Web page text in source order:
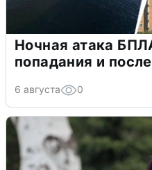
Ночная атака
попадания и
6 августа 0